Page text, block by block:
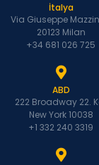
İtalya
Via Giuseppe
20123 Milan
+34 681 026 725
ABD
222 Broadway 22.
New York 10038
+1 332 240 3319